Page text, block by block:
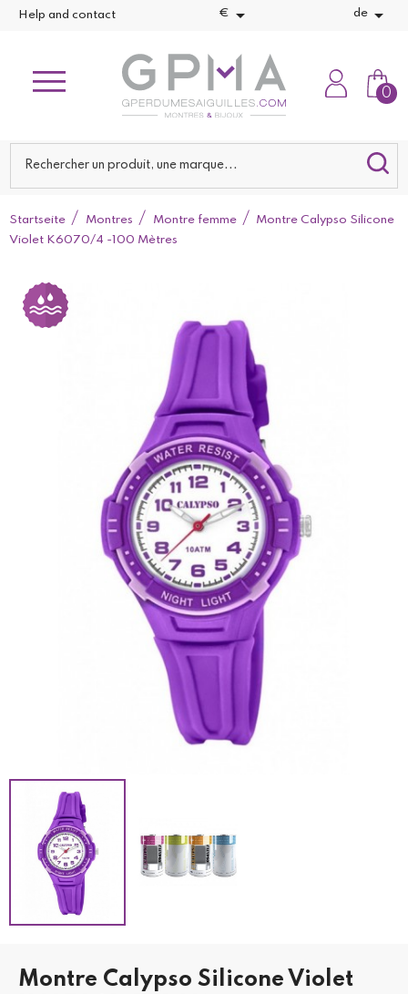
Help and contact €  de 
0
Startseite Montres Montre femme
Montre Calypso Silicone
Violet K6070/4 -100 Mètres
Montre Calypso Silicone Violet